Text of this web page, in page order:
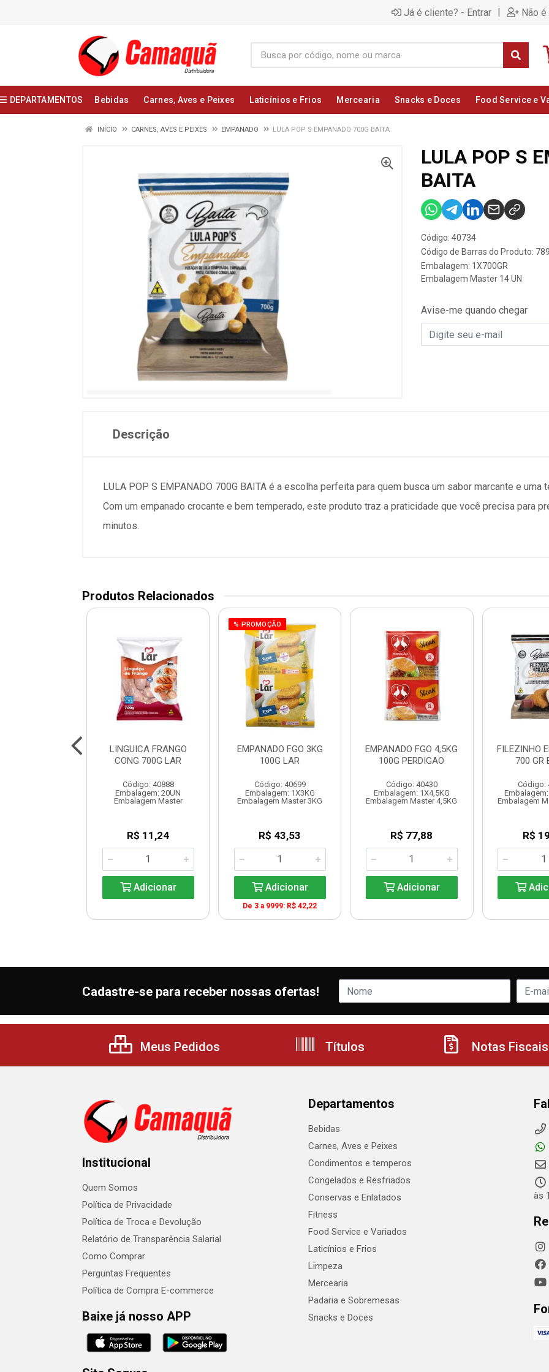
Já é cliente? - Entrar | Não
DEPARTAMENTOS Bebidas Carnes, Aves e Peixes Laticínios e Frios Mercearia Snacks e Doces Food Service e
INÍCIO CARNES, AVES E PEIXES EMPANADO LULA POP S EMPANADO 700G BAITA
LULA POP S
BAITA
Código: 40734
Código de Barras do Produto:
Embalagem: 1X700GR
Embalagem Master 14 UN
Avise-me quando chegar
Descrição
LULA POP S EMPANADO 700G BAITA é a escolha perfeita para quem busca um sabor marcante e
Com um empanado crocante e bem temperado, este produto traz a praticidade que você precisa para
minutos.
Produtos Relacionados
LINGUICA FRANGO
CONG 700G LAR
Código: 40888
Embalagem: 20UN
Embalagem Master
R$ 11,24
Adicionar
% PROMOÇÃO
EMPANADO FGO 3KG
100G LAR
Código: 40699
Embalagem: 1X3KG
Embalagem Master 3KG
R$ 43,53
Adicionar
De 3 a 9999: R$ 42,22
EMPANADO FGO 4,5KG
100G PERDIGAO
Código: 40430
Embalagem: 1X4,5KG
Embalagem Master 4,5KG
R$ 77,88
Adicionar
FILEZINHO
700 GR
Código:
Embalagem
R$
Cadastre-se para receber nossas ofertas!
Meus Pedidos Títulos Notas Fiscais
Institucional
Quem Somos
Política de Privacidade
Política de Troca e Devolução
Relatório de Transparência Salarial
Como Comprar
Perguntas Frequentes
Política de Compra E-commerce
Baixe já nosso APP
Departamentos
Bebidas
Carnes, Aves e Peixes
Condimentos e temperos
Congelados e Resfriados
Conservas e Enlatados
Fitness
Food Service e Variados
Laticínios e Frios
Limpeza
Mercearia
Padaria e Sobremesas
Snacks e Doces
às